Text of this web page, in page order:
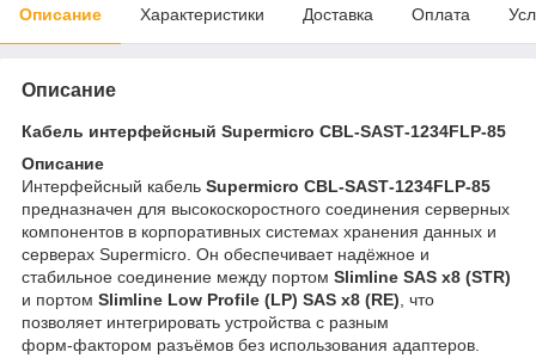
Описание Характеристики Доставка Оплата
Описание
Кабель интерфейсный Supermicro CBL‑SAST‑1234FLP‑85
Описание
Интерфейсный кабель Supermicro CBL‑SAST‑1234FLP‑85
предназначен для высокоскоростного соединения серверных
компонентов в корпоративных системах хранения данных и
серверах Supermicro. Он обеспечивает надёжное и
стабильное соединение между портом Slimline SAS x8 (STR)
и портом Slimline Low Profile (LP) SAS x8 (RE) , что
позволяет интегрировать устройства с разным
форм‑фактором разъёмов без использования адаптеров.